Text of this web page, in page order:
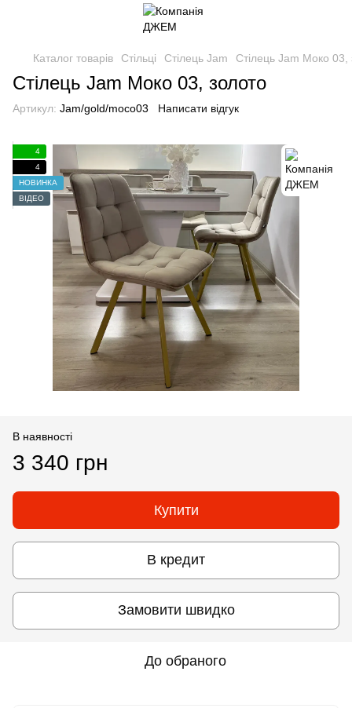
Каталог товарів Стільці Стілець Jam Стілець Jam Моко 03,
Стілець Jam Моко 03, золото
Артикул: Jam/gold/moco03 Написати відгук
4
4
НОВИНКА
ВІДЕО
В наявності
3 340 грн
Купити
В кредит
Замовити швидко
До обраного